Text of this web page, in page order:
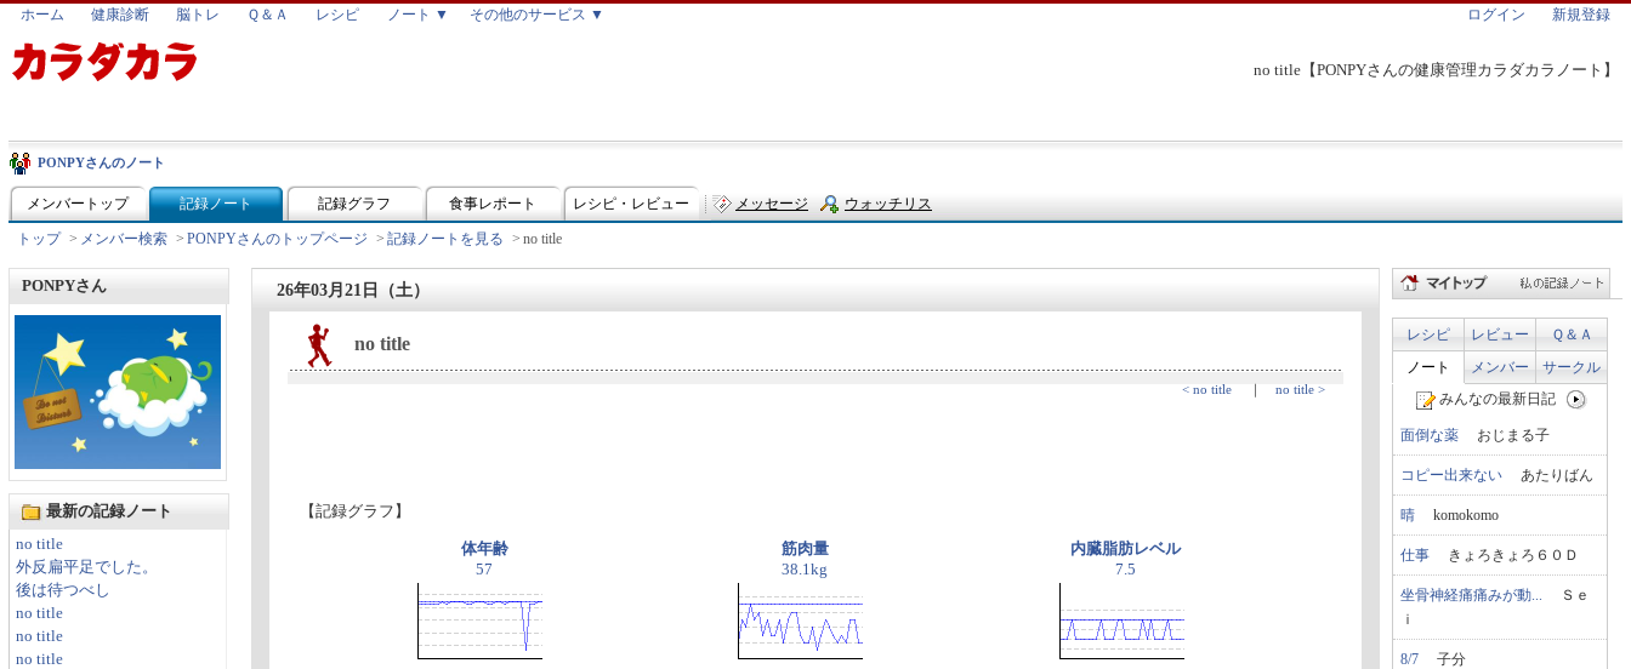
no title【PONPYさんの健康管理カラダカラノート】
ホーム 健康診断 脳トレ Ｑ＆Ａ レシピ ノート ▼ その他のサービス ▼ ログイン 新規登録
PONPYさんのノート
メンバートップ 記録ノート 記録グラフ 食事レポート レシピ・レビュー メッセージ ウォッチリス
トップ > メンバー検索 > PONPYさんのトップページ > 記録ノートを見る > no title
PONPYさん
最新の記録ノート
no title
外反扁平足でした。
後は待つべし
no title
no title
no title
26年03月21日（土）
no title
< no title ｜ no title >
【記録グラフ】
体年齢
57
筋肉量
38.1kg
内臓脂肪レベル
7.5
レシピ レビュー
Ｑ＆Ａ
ノート
メンバー
サークル
みんなの最新日記
面倒な薬 おじまる子
コピー出来ない あたりばん
晴 komokomo
仕事 きょろきょろ６０Ｄ
坐骨神経痛痛みが動... Ｓｅ
ｉ
8/7 子分